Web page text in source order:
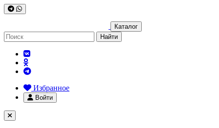
Каталог
Найти
Избранное
Войти